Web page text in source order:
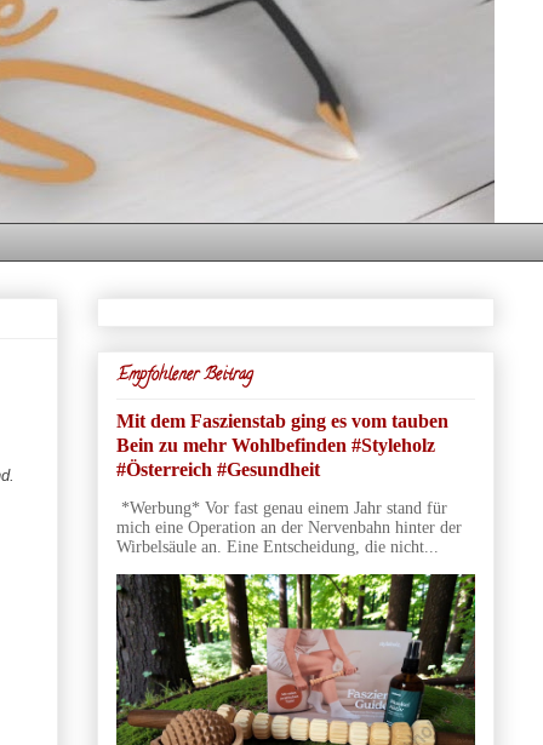
Empfohlener Beitrag
Mit dem Faszienstab ging es vom tauben
Bein zu mehr Wohlbefinden #Styleholz
#Österreich #Gesundheit
*Werbung* Vor fast genau einem Jahr stand für
mich eine Operation an der Nervenbahn hinter der
Wirbelsäule an. Eine Entscheidung, die nicht...